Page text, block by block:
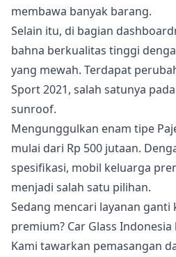
membawa banyak barang.
Selain itu, di bagian
bahna berkualitas tinggi
yang mewah. Terdapat
Sport 2021, salah satunya
sunroof.
Mengunggulkan enam tipe
mulai dari Rp 500 jutaan.
spesifikasi, mobil keluarga
menjadi salah satu pilihan.
Sedang mencari layanan ganti
premium? Car Glass
Kami tawarkan pemasangan